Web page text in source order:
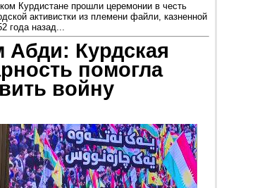
Курдистане прошли церемонии в честь
активистки из племени файли, казненной
года назад...
Абди: Курдская
помогла
войну